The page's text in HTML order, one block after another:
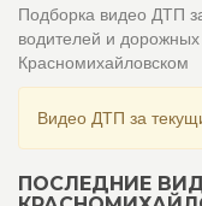
Подборка видео ДТП
водителей и
Красномихайловском
Видео ДТП за
ПОСЛЕДНИЕ